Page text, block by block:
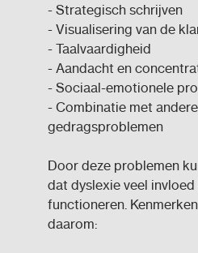
- Strategisch schrijven
- Visualisering van de
- Taalvaardigheid
- Aandacht en
- Sociaal-emotionele
- Combinatie met
gedragsproblemen
Door deze problemen
dat dyslexie veel
functioneren.
daarom: